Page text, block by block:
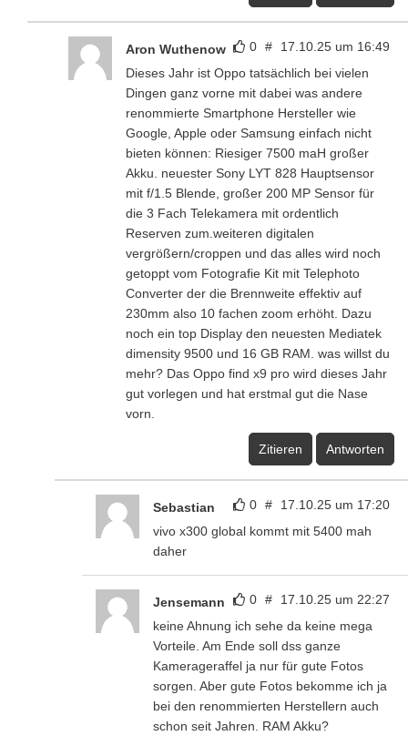
0 # 17.10.25 um 16:49
Aron Wuthenow
Dieses Jahr ist Oppo tatsächlich bei vielen
Dingen ganz vorne mit dabei was andere
renommierte Smartphone Hersteller wie
Google, Apple oder Samsung einfach nicht
bieten können: Riesiger 7500 maH großer
Akku. neuester Sony LYT 828 Hauptsensor
mit f/1.5 Blende, großer 200 MP Sensor für
die 3 Fach Telekamera mit ordentlich
Reserven zum.weiteren digitalen
vergrößern/croppen und das alles wird noch
getoppt vom Fotografie Kit mit Telephoto
Converter der die Brennweite effektiv auf
230mm also 10 fachen zoom erhöht. Dazu
noch ein top Display den neuesten Mediatek
dimensity 9500 und 16 GB RAM. was willst du
mehr? Das Oppo find x9 pro wird dieses Jahr
gut vorlegen und hat erstmal gut die Nase
vorn.
Zitieren Antworten
0 # 17.10.25 um 17:20
Sebastian
vivo x300 global kommt mit 5400 mah
daher
0 # 17.10.25 um 22:27
Jensemann
keine Ahnung ich sehe da keine mega
Vorteile. Am Ende soll dss ganze
Kamerageraffel ja nur für gute Fotos
sorgen. Aber gute Fotos bekomme ich ja
bei den renommierten Herstellern auch
schon seit Jahren. RAM Akku?